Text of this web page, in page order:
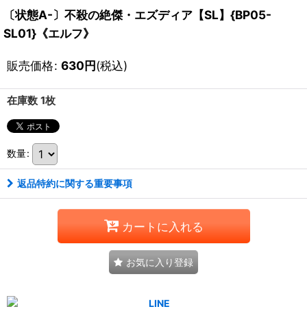
〔状態A-〕不殺の絶傑・エズディア【SL】{BP05-
SL01}《エルフ》
販売価格: 630円(税込)
在庫数 1枚
数量:
返品特約に関する重要事項
カートに入れる
お気に入り登録